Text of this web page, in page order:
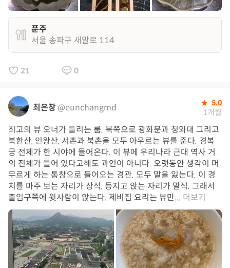
푼주
서울 송파구 새말로 114
21 0
최은창@eunchangmd 5.0
1개월
최고의 뷰 오너가 들리는 룸. 북쪽으로 광화문과 청와대 그리고
북한산, 인왕산, 서촌과 북촌을 모두 아우르는 뷰를 준다. 경복
궁 전체가 한 시야에 들어온다. 이 뷰에 우리나라 근대 역사 거
의 전체가 들어 있다고해도 과언이 아니다. 오랫동안 생각이 머
무르게 하는 통창으로 들어오는 경관. 모두 말을 잃는다. 이 경
치를 마주 보는 자리가 상석, 등지고 앉는 자리가 말석. 그래서
출입구쪽에 윗사람이 앉는다. 제비집 요리는 뷰만... 더보기